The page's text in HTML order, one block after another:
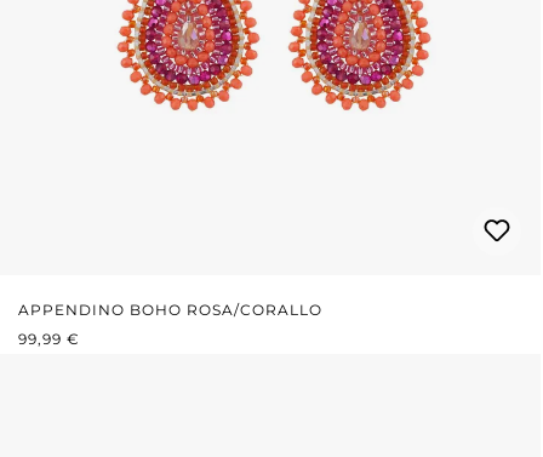
APPENDINO BOHO ROSA/CORALLO
PREZZO NORMALE:
99,99 €